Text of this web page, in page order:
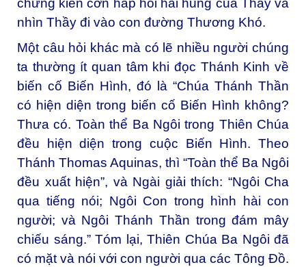
nhìn Thầy đi vào con đường Thương Khó.
Một câu hỏi khác mà có lẽ nhiều người chúng
ta thường ít quan tâm khi đọc Thánh Kinh về
biến cố Biến Hình, đó là “Chúa Thánh Thần
có hiện diện trong biến cố Biến Hình không?
Thưa có. Toàn thể Ba Ngôi trong Thiên Chúa
đều hiện diện trong cuộc Biến Hình. Theo
Thánh Thomas Aquinas, thì “Toàn thể Ba Ngôi
đều xuất hiện”, và Ngài giải thích: “Ngôi Cha
qua tiếng nói; Ngôi Con trong hình hài con
người; và Ngôi Thánh Thần trong đám mây
chiếu sáng.” Tóm lại, Thiên Chúa Ba Ngôi đã
có mặt và nói với con người qua các Tông Đồ.